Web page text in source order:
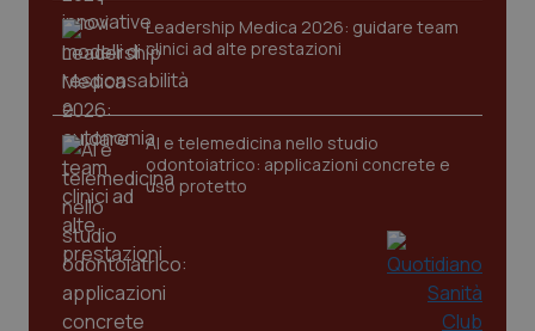
Leadership Medica 2026: guidare team
clinici ad alte prestazioni
AI e telemedicina nello studio
odontoiatrico: applicazioni concrete e
uso protetto
tracking-sites-ironfish-
www.quotidianosanita.it